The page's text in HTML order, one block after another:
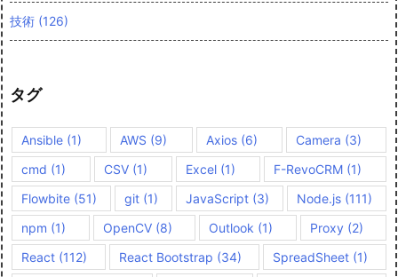
技術 (126)
タグ
Ansible (1) AWS (9) Axios(6) Camera (3)
cmd (1) CSV (1) Excel (1) F-RevoCRM (1)
Flowbite (51) git (1) JavaScript (3) Node.js (111)
npm (1) OpenCV(8) Outlook (1) Proxy (2)
React (112) React Bootstrap (34) SpreadSheet (1)